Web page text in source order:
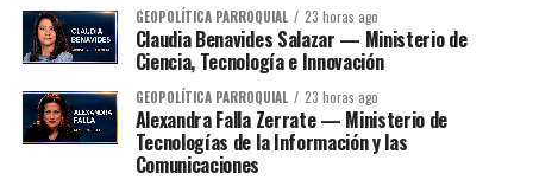
GEOPOLÍTICA PARROQUIAL 23 horas ago
Claudia Benavides Salazar — Ministerio de
Ciencia, Tecnología e Innovación
GEOPOLÍTICA PARROQUIAL 23 horas ago
Alexandra Falla Zerrate — Ministerio de
Tecnologías de la Información y las
Comunicaciones